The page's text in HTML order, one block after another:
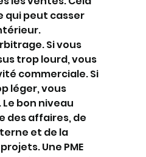
qui peut casser
Si vous
trop lourd, vous
commerciale. Si
léger, vous
bon niveau
des affaires, de
et de la
Une PME